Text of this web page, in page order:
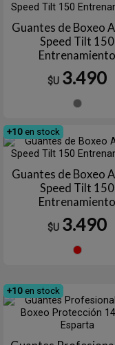
Guantes de Boxeo
Speed Tilt 150
Entrenamiento
$U 3.490
+10 en stock
Guantes de Boxeo
Speed Tilt 150
Entrenamiento
$U 3.490
+10 en stock